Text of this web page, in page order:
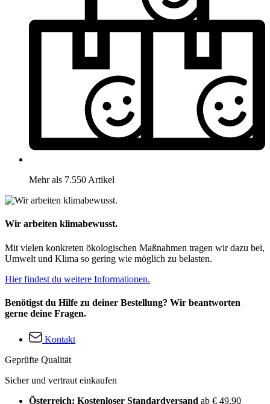
Mehr als 7.550 Artikel
Wir arbeiten klimabewusst.
Mit vielen konkreten ökologischen Maßnahmen tragen wir dazu bei,
Umwelt und Klima so gering wie möglich zu belasten.
Hier findest du weitere Informationen.
Benötigst du Hilfe zu deiner Bestellung? Wir beantworten
gerne deine Fragen.
Kontakt
Geprüfte Qualität
Sicher und vertraut einkaufen
Österreich: Kostenloser Standardversand ab € 49,90